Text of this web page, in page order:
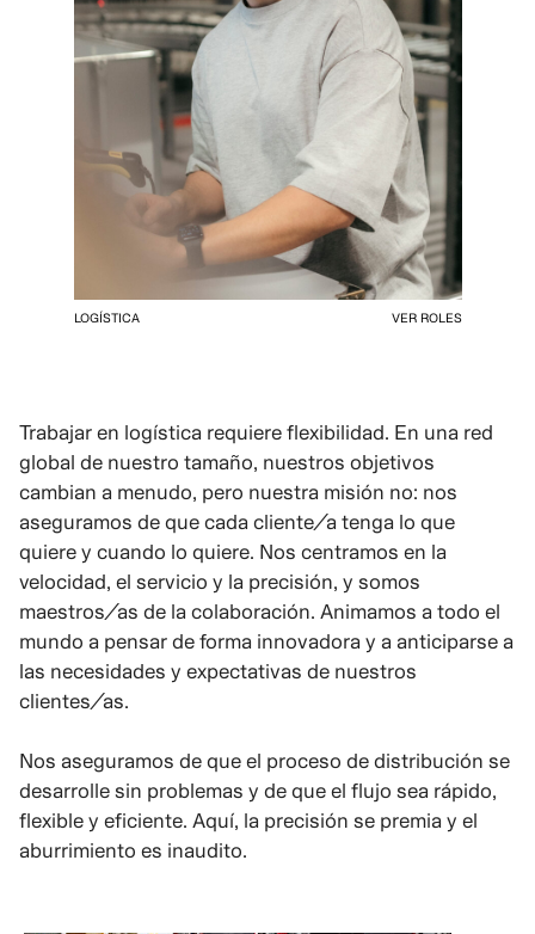
LOGÍSTICA VER ROLES
Trabajar en logística requiere flexibilidad. En una red
global de nuestro tamaño, nuestros objetivos
cambian a menudo, pero nuestra misión no: nos
aseguramos de que cada cliente/a tenga lo que
quiere y cuando lo quiere. Nos centramos en la
velocidad, el servicio y la precisión, y somos
maestros/as de la colaboración. Animamos a todo el
mundo a pensar de forma innovadora y a anticiparse a
las necesidades y expectativas de nuestros
clientes/as.
Nos aseguramos de que el proceso de distribución se
desarrolle sin problemas y de que el flujo sea rápido,
flexible y eficiente. Aquí, la precisión se premia y el
aburrimiento es inaudito.